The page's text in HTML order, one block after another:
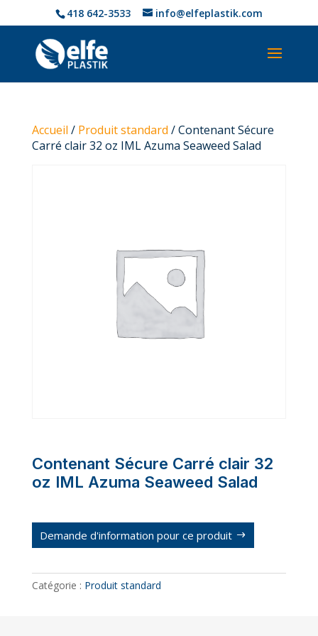
418 642-3533 info@elfeplastik.com
Accueil / Produit standard / Contenant Sécure
Carré clair 32 oz IML Azuma Seaweed Salad
Contenant Sécure Carré clair 32
oz IML Azuma Seaweed Salad
Demande d'information pour ce produit
Catégorie : Produit standard